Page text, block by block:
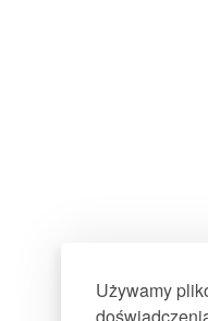
Używamy